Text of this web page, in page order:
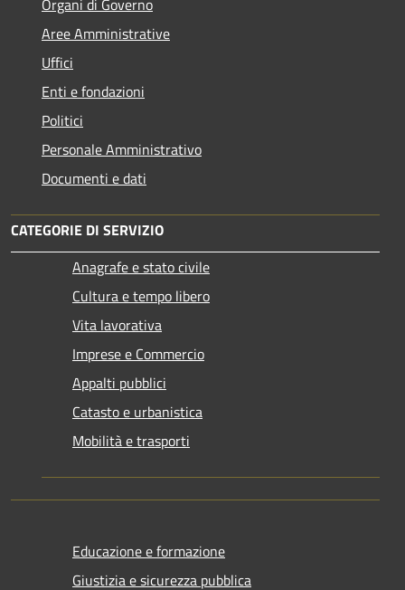
Organi di Governo
Aree Amministrative
Uffici
Enti e fondazioni
Politici
Personale Amministrativo
Documenti e dati
CATEGORIE DI SERVIZIO
Anagrafe e stato civile
Cultura e tempo libero
Vita lavorativa
Imprese e Commercio
Appalti pubblici
Catasto e urbanistica
Mobilità e trasporti
Educazione e formazione
Giustizia e sicurezza pubblica